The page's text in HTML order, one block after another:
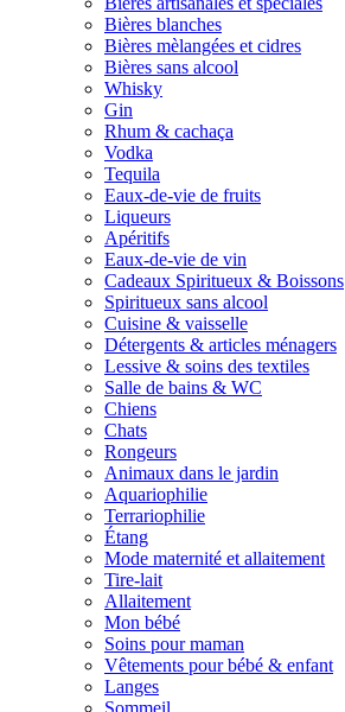
Bières blanches
Bières mèlangées et cidres
Bières sans alcool
Whisky
Gin
Rhum & cachaça
Vodka
Tequila
Eaux-de-vie de fruits
Liqueurs
Apéritifs
Eaux-de-vie de vin
Cadeaux Spiritueux & Boissons
Spiritueux sans alcool
Cuisine & vaisselle
Détergents & articles ménagers
Lessive & soins des textiles
Salle de bains & WC
Chiens
Chats
Rongeurs
Animaux dans le jardin
Aquariophilie
Terrariophilie
Étang
Mode maternité et allaitement
Tire-lait
Allaitement
Mon bébé
Soins pour maman
Vêtements pour bébé & enfant
Langes
Sommeil